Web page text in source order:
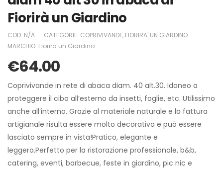
Fiorirà un Giardino
COD: N/A CATEGORIE: COPRIVIVANDE, FIORIRA' UN GIARDINO
MARCHIO: Fiorirà un Giardino
€64.00
Coprivivande in rete di abaca diam. 40 alt.30. Idoneo a
proteggere il cibo all’esterno da insetti, foglie, etc. Utilissimo
anche all’interno. Grazie al materiale naturale e la fattura
artigianale risulta essere molto decorativo e può essere
lasciato sempre in vista!Pratico, elegante e
leggero.Perfetto per la ristorazione professionale, b&b,
catering, eventi, barbecue, feste in giardino, pic nic e